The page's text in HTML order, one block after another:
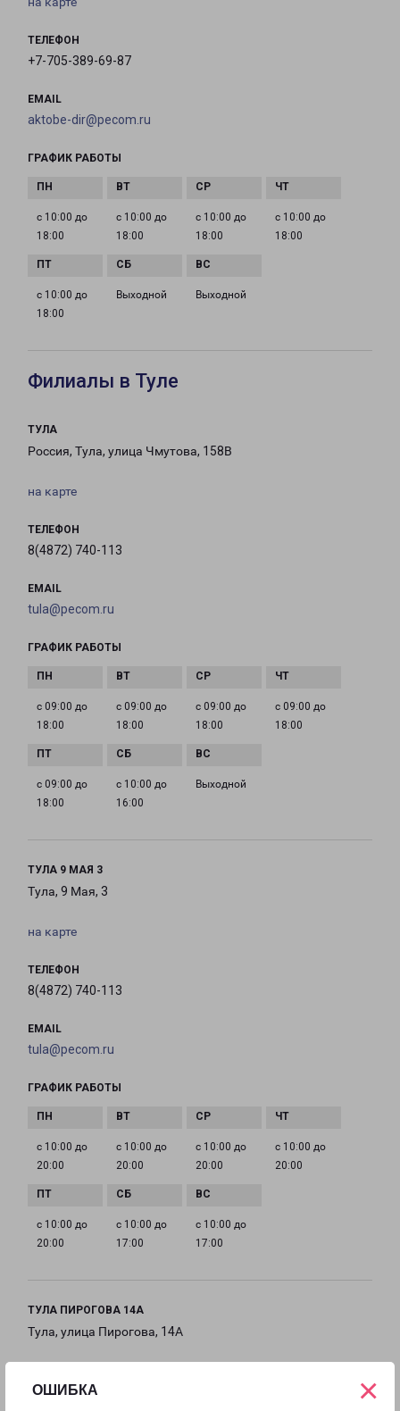
ОШИБКА ×
ТЕЛЕФОН
+7-705-389-69-87
EMAIL
aktobe-dir@pecom.ru
ГРАФИК РАБОТЫ
с 10:00 до
18:00
с 10:00 до
18:00
с 10:00 до
18:00
с 10:00 до
18:00
с 10:00 до
18:00
Выходной Выходной
Филиалы в Туле
ТУЛА
Россия, Тула, улица Чмутова, 158В
на карте
ТЕЛЕФОН
8(4872) 740-113
EMAIL
tula@pecom.ru
ГРАФИК РАБОТЫ
с 09:00 до
18:00
с 09:00 до
18:00
с 09:00 до
18:00
с 09:00 до
18:00
с 09:00 до
18:00
с 10:00 до
16:00
Выходной
ТУЛА 9 МАЯ 3
Тула, 9 Мая, 3
на карте
ТЕЛЕФОН
8(4872) 740-113
EMAIL
tula@pecom.ru
ГРАФИК РАБОТЫ
с 10:00 до
20:00
с 10:00 до
20:00
с 10:00 до
20:00
с 10:00 до
20:00
с 10:00 до
20:00
с 10:00 до
17:00
с 10:00 до
17:00
ТУЛА ПИРОГОВА 14А
Тула, улица Пирогова, 14А